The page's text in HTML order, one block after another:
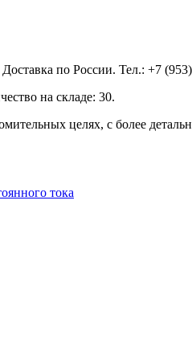
по России. Тел.: +7
на складе: 30.
целях, с более
тока